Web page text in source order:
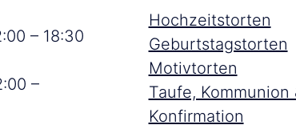
– 18:30
–
Hochzeitstorten
Geburtstagstorten
Motivtorten
Taufe, Kommunion
Konfirmation